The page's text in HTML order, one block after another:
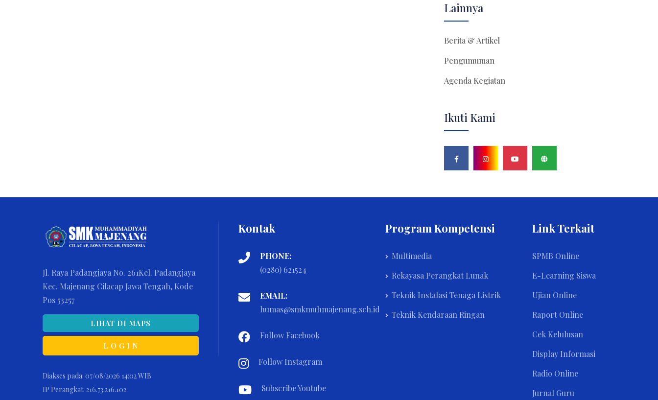
Lainnya
Berita & Artikel
Pengumuman
Agenda Kegiatan
Ikuti Kami
Jl. Raya Padangjaya No. 261Kel. Padangjaya
Kec. Majenang Cilacap Jawa Tengah, Kode
Pos 53257
LIHAT DI MAPS
L O G I N
Diakses pada: 07/08/2026 14:02 WIB
IP Perangkat: 216.73.216.102
Kontak
PHONE:
(0280) 621524
EMAIL:
humas@smkmuhmajenang.sch.id
Follow Facebook
Follow Instagram
Subscribe Youtube
Program Kompetensi
Multimedia
Rekayasa Perangkat Lunak
Teknik Instalasi Tenaga Listrik
Teknik Kendaraan Ringan
Link Terkait
SPMB Online
E-Learning Siswa
Ujian Online
Raport Online
Cek Kelulusan
Display Informasi
Radio Online
Jurnal Guru